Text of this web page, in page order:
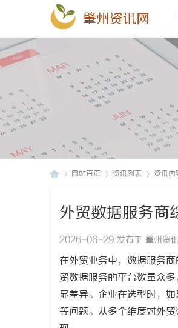
肇州资讯网
网站首页 资讯列表 资讯内
外贸数据服务商
么水准？
2026-06-29 发布于 肇州资
在外贸业务中，数据服务
贸数据服务的平台数量众
显差异。企业在选型时，
等问题。从多个维度对外